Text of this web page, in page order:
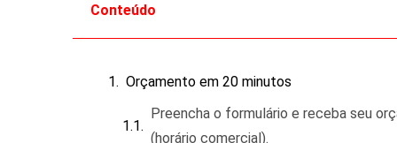
Conteúdo
Orçamento em 20 minutos
Preencha o formulário e receba seu
(horário comercial).